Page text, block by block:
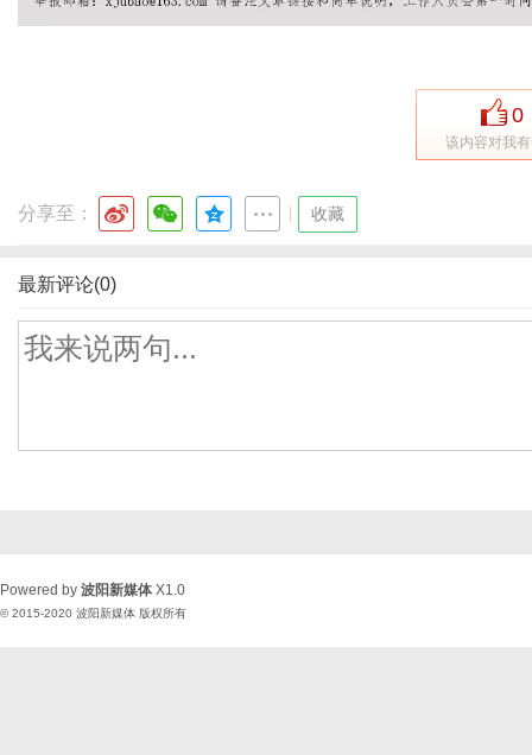
0
该内容对我
分享至： 收藏
最新评论(0)
Powered by 波阳新媒体 X1.0
© 2015-2020 波阳新媒体 版权所有